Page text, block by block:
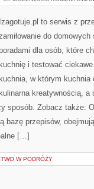
Izagotuje.pl to serwis z
do
dla osób, które
kuchnię i testować
kuchnia, w którym
kulinarna kreatywnością, a
sposób. Zobacz także:
bazę przepisów,
[…]
W PODRÓŻY